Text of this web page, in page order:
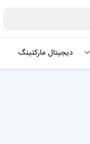
دیجیتال مارکتینگ